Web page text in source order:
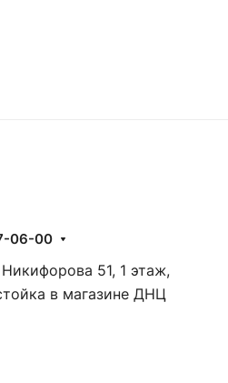
06-00
51, 1 этаж,
в магазине ДНЦ